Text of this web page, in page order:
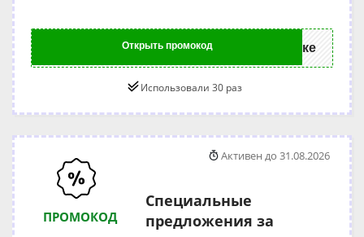
Открыть промокод ке
Использовали 30 раз
ПРОМОКОД
Специальные
предложения за
Активен до 31.08.2026